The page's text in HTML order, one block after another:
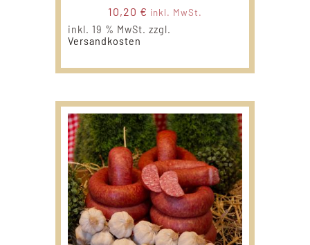
10,20 € inkl. MwSt.
inkl. 19 % MwSt. zzgl.
Versandkosten